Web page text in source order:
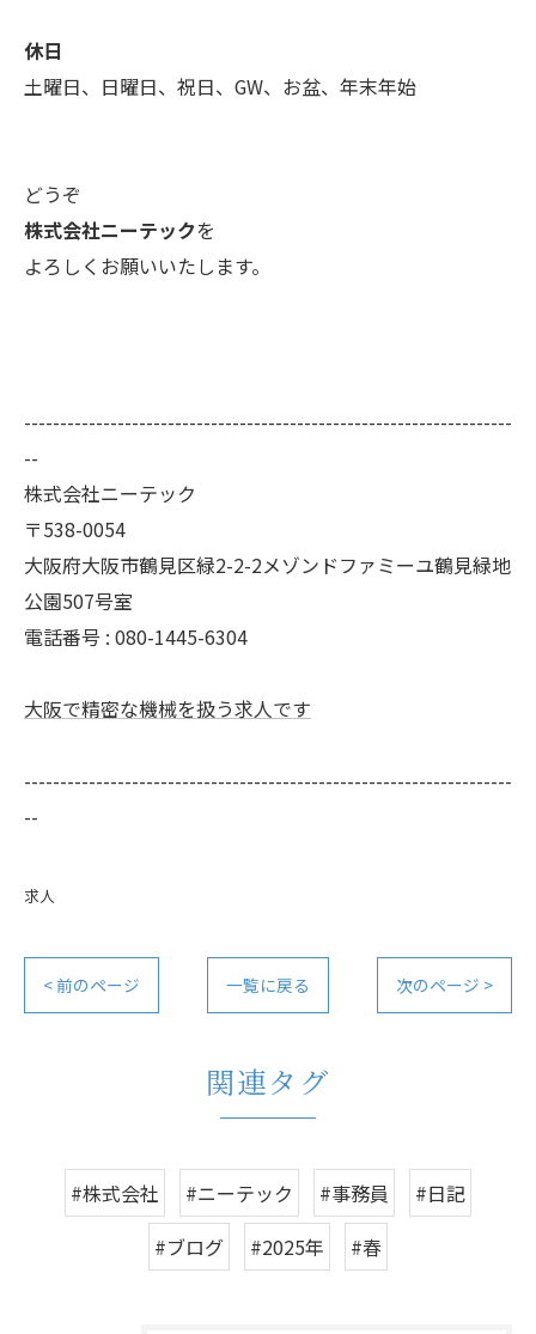
休日
土曜日、日曜日、祝日、GW、お盆、年末年始
どうぞ
株式会社ニーテックを
よろしくお願いいたします。
--------------------------------------------------------------------
--
株式会社ニーテック
〒538-0054
大阪府大阪市鶴見区緑2-2-2メゾンドファミーユ鶴見緑地
公園507号室
電話番号 : 080-1445-6304
大阪で精密な機械を扱う求人です
--------------------------------------------------------------------
--
求人
< 前のページ 一覧に戻る 次のページ >
関連タグ
#株式会社 #ニーテック #事務員
#日記
#ブログ
#2025年 #春